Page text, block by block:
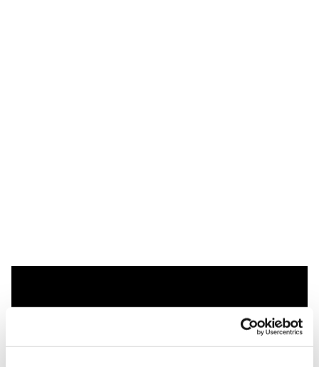
Dies könnte Sie auch